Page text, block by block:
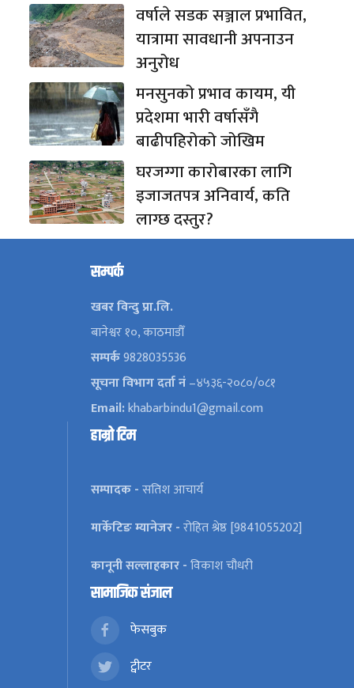
वर्षाले सडक सञ्जाल प्रभावित,
यात्रामा सावधानी अपनाउन
अनुरोध
मनसुनको प्रभाव कायम, यी
प्रदेशमा भारी वर्षासँगै
बाढीपहिरोको जोखिम
घरजग्गा कारोबारका लागि
इजाजतपत्र अनिवार्य, कति
लाग्छ दस्तुर?
सम्पर्क
खबर विन्दु प्रा.लि.
बानेश्वर १०, काठमाडौँ
सम्पर्क9828035536
सूचना विभाग दर्ता नं–४५३६-२०८०/०८१
Email:khabarbindu1@gmail.com
हाम्रो टिम
सम्पादक -सतिश आचार्य
मार्केटिङ म्यानेजर -रोहित श्रेष्ठ [9841055202]
कानूनी सल्लाहकार -विकाश चौधरी
सामाजिक संजाल
फेसबुक
ट्वीटर